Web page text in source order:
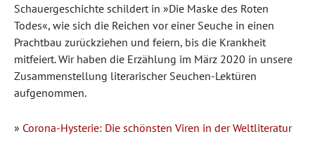
Schauergeschichte schildert in »Die Maske des Roten
Todes«, wie sich die Reichen vor einer Seuche in einen
Prachtbau zurückziehen und feiern, bis die Krankheit
mitfeiert. Wir haben die Erzählung im März 2020 in unsere
Zusammenstellung literarischer Seuchen-Lektüren
aufgenommen.
» Corona-Hysterie: Die schönsten Viren in der Weltliteratur